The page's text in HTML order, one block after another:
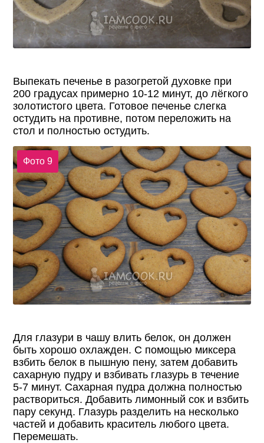
Выпекать печенье в разогретой духовке при
200 градусах примерно 10-12 минут, до лёгкого
золотистого цвета. Готовое печенье слегка
остудить на противне, потом переложить на
стол и полностью остудить.
Фото 9
Для глазури в чашу влить белок, он должен
быть хорошо охлажден. С помощью миксера
взбить белок в пышную пену, затем добавить
сахарную пудру и взбивать глазурь в течение
5-7 минут. Сахарная пудра должна полностью
раствориться. Добавить лимонный сок и взбить
пару секунд. Глазурь разделить на несколько
частей и добавить краситель любого цвета.
Перемешать.